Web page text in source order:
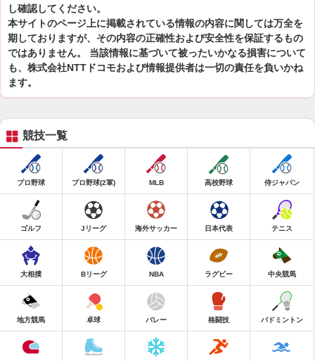
し確認してください。
本サイトのページ上に掲載されている情報の内容に関しては万全を
期しておりますが、その内容の正確性および安全性を保証するもの
ではありません。 当該情報に基づいて被ったいかなる損害について
も、株式会社NTTドコモおよび情報提供者は一切の責任を負いかね
ます。
競技一覧
プロ野球 プロ野球(2軍) MLB 高校野球 侍ジャパン
ゴルフ Jリーグ 海外サッカー 日本代表 テニス
大相撲 Bリーグ NBA ラグビー 中央競馬
地方競馬 卓球 バレー 格闘技 バドミントン